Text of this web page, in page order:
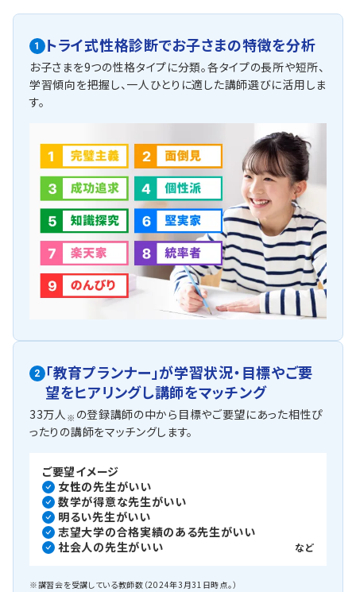
1 トライ式性格診断でお子さまの特徴を分析
お子さまを9つの性格タイプに分類。各タイプの長所や短所、
学習傾向を把握し、一人ひとりに適した講師選びに活用しま
す。
2 「教育プランナー」が学習状況・目標やご要
望をヒアリングし講師をマッチング
33万人 ※ の登録講師の中から目標やご要望にあった相性ぴ
ったりの講師をマッチングします。
ご要望イメージ
女性の先生がいい
数学が得意な先生がいい
明るい先生がいい
志望大学の合格実績のある先生がいい
社会人の先生がいい
など
※講習会を受講している教師数（2024年3月31日時点。）